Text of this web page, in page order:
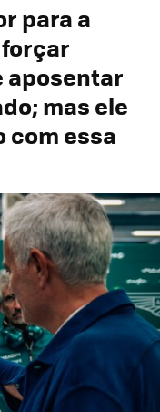
para a
aposentar
mas ele
com essa